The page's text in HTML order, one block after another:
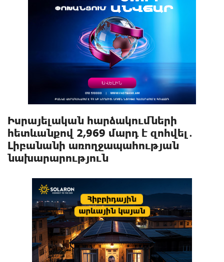
Իսրայելական hարձակnւմների
հետևանքով 2,969 մարդ է զnhվել․
Լիբանանի առողջապահության
նախարարություն